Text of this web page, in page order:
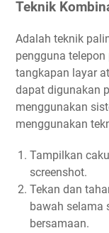
Teknik
Adalah teknik
pengguna
tangkapan layar
dapat digunakan
menggunakan
menggunakan
Tampilkan
screenshot.
Tekan dan
bawah selama
bersamaan.